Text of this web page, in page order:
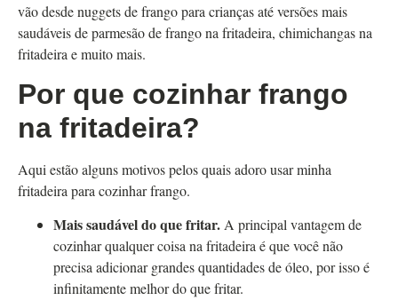
vão desde nuggets de frango para crianças até versões mais
saudáveis ​​​​de parmesão de frango na fritadeira, chimichangas na
fritadeira e muito mais.
Por que cozinhar frango
na fritadeira?
Aqui estão alguns motivos pelos quais adoro usar minha
fritadeira para cozinhar frango.
Mais saudável do que fritar.A principal vantagem de
cozinhar qualquer coisa na fritadeira é que você não
precisa adicionar grandes quantidades de óleo, por isso é
infinitamente melhor do que fritar.